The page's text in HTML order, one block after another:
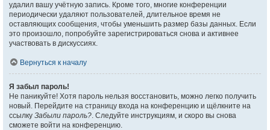
удалил вашу учётную запись. Кроме того, многие конференции
периодически удаляют пользователей, длительное время не
оставляющих сообщения, чтобы уменьшить размер базы данных. Если
это произошло, попробуйте зарегистрироваться снова и активнее
участвовать в дискуссиях.
Вернуться к началу
Я забыл пароль!
Не паникуйте! Хотя пароль нельзя восстановить, можно легко получить
новый. Перейдите на страницу входа на конференцию и щёлкните на
ссылку Забыли пароль?. Следуйте инструкциям, и скоро вы снова
сможете войти на конференцию.